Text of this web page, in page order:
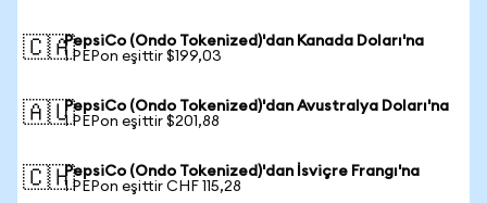
🇨🇦PepsiCo (Ondo Tokenized)'dan Kanada Doları'na
1 PEPon eşittir $199,03
🇦🇺PepsiCo (Ondo Tokenized)'dan Avustralya Doları'na
1 PEPon eşittir $201,88
🇨🇭PepsiCo (Ondo Tokenized)'dan İsviçre Frangı'na
1 PEPon eşittir CHF 115,28